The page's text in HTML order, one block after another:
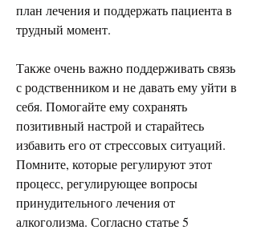
план лечения и поддержать пациента в
трудный момент.
Также очень важно поддерживать связь
с родственником и не давать ему уйти в
себя. Помогайте ему сохранять
позитивный настрой и старайтесь
избавить его от стрессовых ситуаций.
Помните, которые регулируют этот
процесс, регулирующее вопросы
принудительного лечения от
алкоголизма. Согласно статье 5